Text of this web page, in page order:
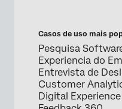
Casos de uso mais
Pesquisa
Experiencia do
Entrevista de
Customer
Digital